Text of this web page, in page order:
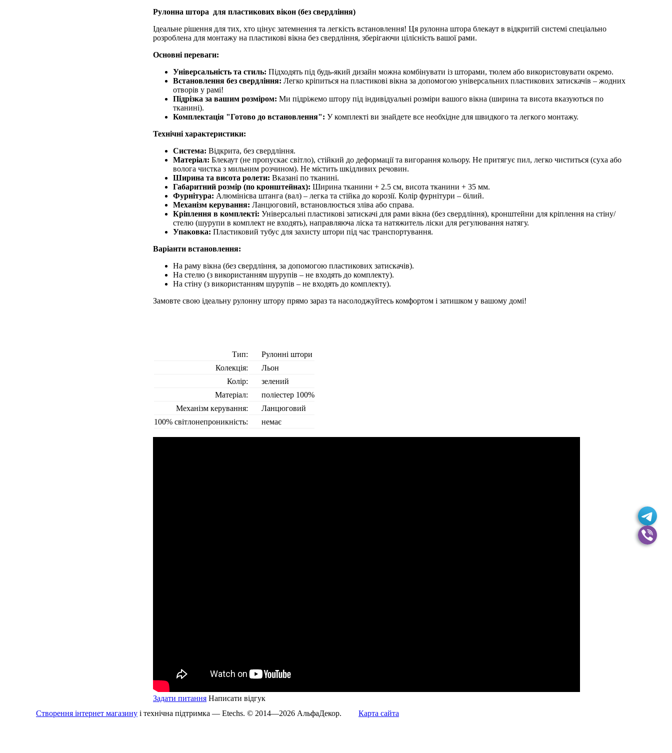
Рулонна штора для пластикових вікон (без свердління)
Ідеальне рішення для тих, хто цінує затемнення та легкість встановлення! Ця рулонна штора блекаут в відкритій системі спеціально
розроблена для монтажу на пластикові вікна без свердління, зберігаючи цілісність вашої рами.
Основні переваги:
Універсальність та стиль: Підходять під будь-який дизайн можна комбінувати із шторами, тюлем або використовувати окремо.
Встановлення без свердління: Легко кріпиться на пластикові вікна за допомогою універсальних пластикових затискачів – жодних
отворів у рамі!
Підрізка за вашим розміром: Ми підріжемо штору під індивідуальні розміри вашого вікна (ширина та висота вказуються по
тканині).
Комплектація "Готово до встановлення": У комплекті ви знайдете все необхідне для швидкого та легкого монтажу.
Технічні характеристики:
Система: Відкрита, без свердління.
Матеріал: Блекаут (не пропускає світло), стійкий до деформації та вигорання кольору. Не притягує пил, легко чиститься (суха або
волога чистка з мильним розчином). Не містить шкідливих речовин.
Ширина та висота ролети: Вказані по тканині.
Габаритний розмір (по кронштейнах): Ширина тканини + 2.5 см, висота тканини + 35 мм.
Фурнітура: Алюмінієва штанга (вал) – легка та стійка до корозії. Колір фурнітури – білий.
Механізм керування: Ланцюговий, встановлюється зліва або справа.
Кріплення в комплекті: Універсальні пластикові затискачі для рами вікна (без свердління), кронштейни для кріплення на стіну/
стелю (шурупи в комплект не входять), направляюча ліска та натяжитель ліски для регулювання натягу.
Упаковка: Пластиковий тубус для захисту штори під час транспортування.
Варіанти встановлення:
На раму вікна (без свердління, за допомогою пластикових затискачів).
На стелю (з використанням шурупів – не входять до комплекту).
На стіну (з використанням шурупів – не входять до комплекту).
Замовте свою ідеальну рулонну штору прямо зараз та насолоджуйтесь комфортом і затишком у вашому домі!
Тип:
Рулонні штори
Колекція:
Льон
Колір:
зелений
Матеріал:
поліестер 100%
Механізм керування:
Ланцюговий
100% світлонепроникність:
немає
Задати питання Написати відгук
Створення інтернет магазину і технічна підтримка — Etechs. © 2014—2026 АльфаДекор. Карта сайта